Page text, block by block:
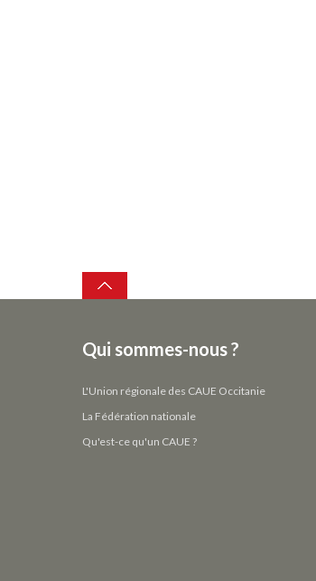
Top
Qui sommes-nous ?
L'Union régionale des CAUE Occitanie
La Fédération nationale
Qu'est-ce qu'un CAUE ?